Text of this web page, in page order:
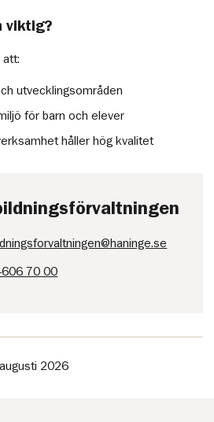
viktig?
att:
utvecklingsområden
för barn och elever
håller hög kvalitet
606 70 00
2026